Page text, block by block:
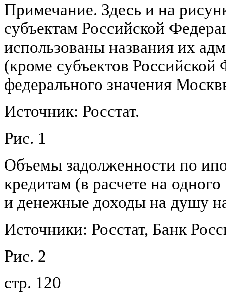
Примечание. Здесь и на
субъектам Российской
использованы названия их
(кроме субъектов
федерального значения
Источник: Росстат.
Рис. 1
Объемы задолженности по
кредитам (в расчете на
и денежные доходы на душу
Источники: Росстат, Банк
Рис. 2
стр. 120